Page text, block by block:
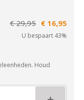
€ 29,95 € 16,95
U bespaart 43%
Houd